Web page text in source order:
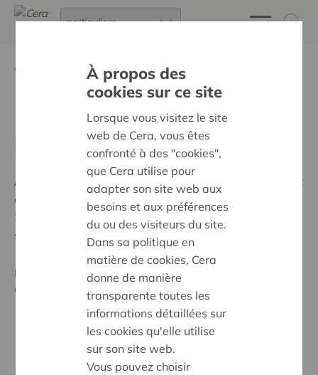
Assemblée Générale
Documents relatifs à
l'Assemblée Générale 2025
À partir du 28 mai 2025
e rapport annuel, le rapport
du commissaire, les comptes annuels pour l’exercice
2024
et les autres documents prescrits par la loi
seront disponibles au siège de la société (Muntstraat
1, 3000 Leuven, RPM Leuven 0403.581.960). Vous
pourrez également consulter ces documents en dessus
ou les demander par téléphone (0800 62 340).
L’invitation à l'assemblée (pdf)
Die Einladung zur Generalversammlung
Rapport Annuel Cera 2024(y compris les comptes
À propos des
cookies sur ce site
Lorsque vous visitez le site
web de Cera, vous êtes
confronté à des "cookies",
que Cera utilise pour
adapter son site web aux
besoins et aux préférences
du ou des visiteurs du site.
Dans sa politique en
matière de cookies, Cera
donne de manière
transparente toutes les
informations détaillées sur
les cookies qu'elle utilise
sur son site web.
Vous pouvez choisir